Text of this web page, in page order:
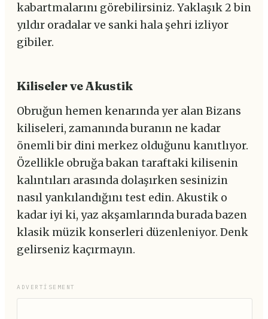
kabartmalarını görebilirsiniz. Yaklaşık 2 bin
yıldır oradalar ve sanki hala şehri izliyor
gibiler.
Kiliseler ve Akustik
Obruğun hemen kenarında yer alan Bizans
kiliseleri, zamanında buranın ne kadar
önemli bir dini merkez olduğunu kanıtlıyor.
Özellikle obruğa bakan taraftaki kilisenin
kalıntıları arasında dolaşırken sesinizin
nasıl yankılandığını test edin. Akustik o
kadar iyi ki, yaz akşamlarında burada bazen
klasik müzik konserleri düzenleniyor. Denk
gelirseniz kaçırmayın.
ADVERTISEMENT